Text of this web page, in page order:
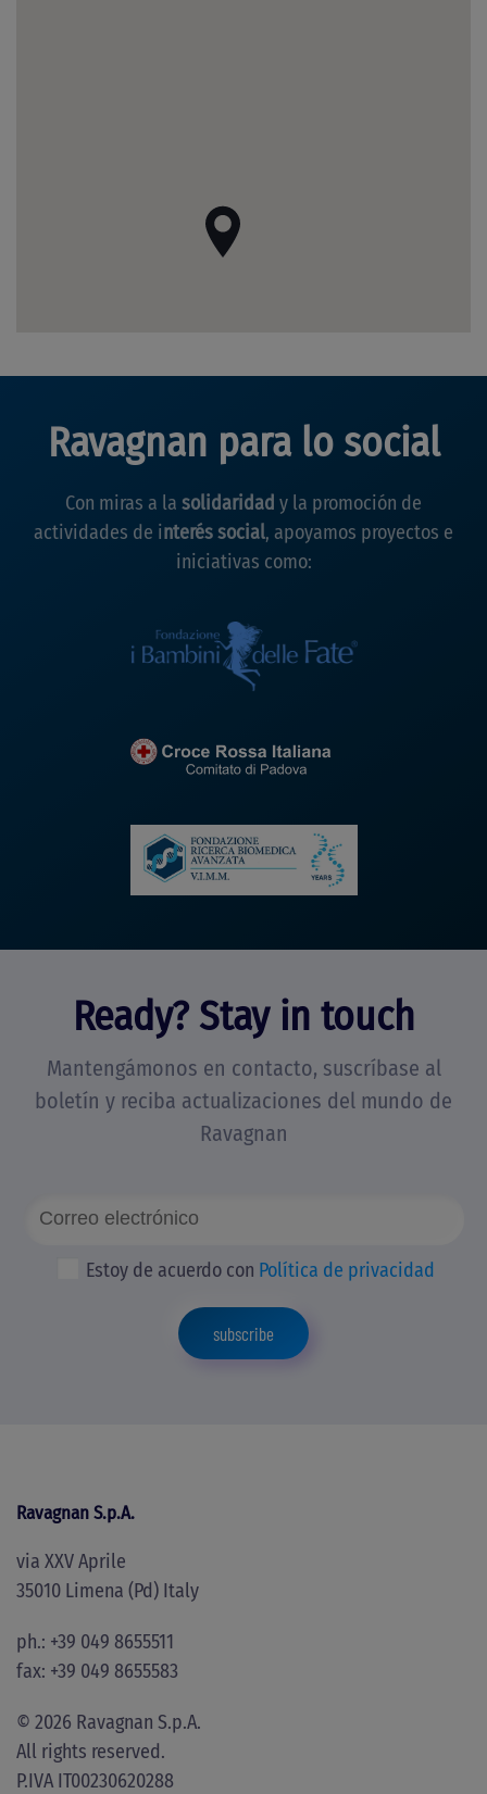
Ravagnan para lo social
Con miras a la solidaridad y la promoción de
actividades de interés social, apoyamos proyectos e
iniciativas como:
Ready? Stay in touch
Mantengámonos en contacto, suscríbase al
boletín y reciba actualizaciones del mundo de
Ravagnan
Estoy de acuerdo con Política de privacidad
subscribe
Ravagnan S.p.A.
via XXV Aprile
35010 Limena (Pd) Italy
ph.: +39 049 8655511
fax: +39 049 8655583
© 2026 Ravagnan S.p.A.
All rights reserved.
P.IVA IT00230620288